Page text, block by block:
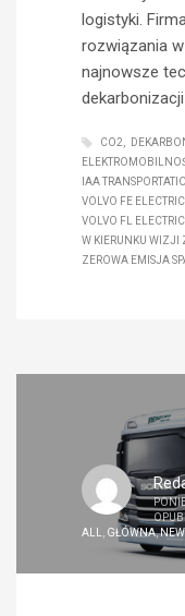
logistyki.
rozwiązania
najnowsze
CO2
IAA
VOLVO FE ELECTRIC
VOLVO FL ELECTRIC
W KIERUNKU WIZJI
ZEROWA EMISJA
ALL, GŁÓWNA,